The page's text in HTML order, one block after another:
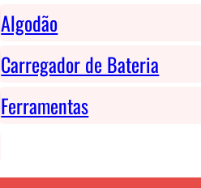
Algodão
Carregador de Bateria
Ferramentas